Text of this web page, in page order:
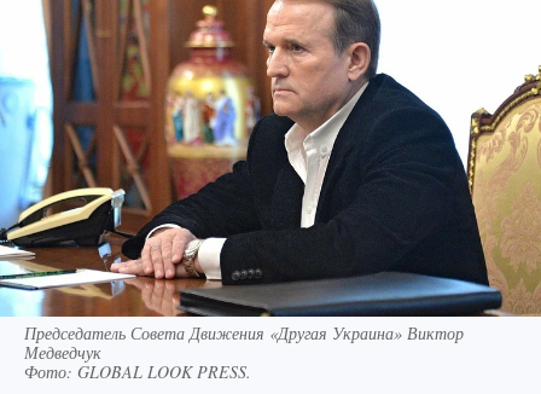
Председатель Совета Движения «Другая Украина» Виктор
Медведчук
Фото: GLOBAL LOOK PRESS.